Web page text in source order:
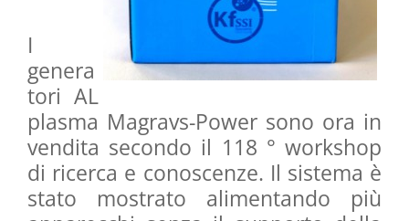
I
genera
tori AL
plasma Magravs-Power sono ora in
vendita secondo il 118 ° workshop
di ricerca e conoscenze. Il sistema è
stato mostrato alimentando più